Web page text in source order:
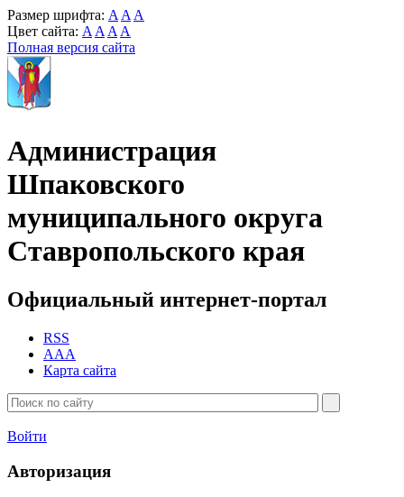
Размер шрифта: A A A
Цвет сайта: A A A A
Полная версия сайта
Администрация
Шпаковского
муниципального округа
Ставропольского края
Официальный интернет-портал
RSS
AAA
Карта сайта
Войти
Авторизация